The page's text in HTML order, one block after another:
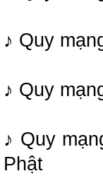
♪ Quy
♪ Quy
♪ Quy
Phật